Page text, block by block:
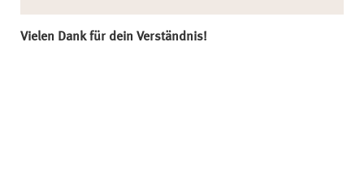
Vielen Dank für dein Verständnis!